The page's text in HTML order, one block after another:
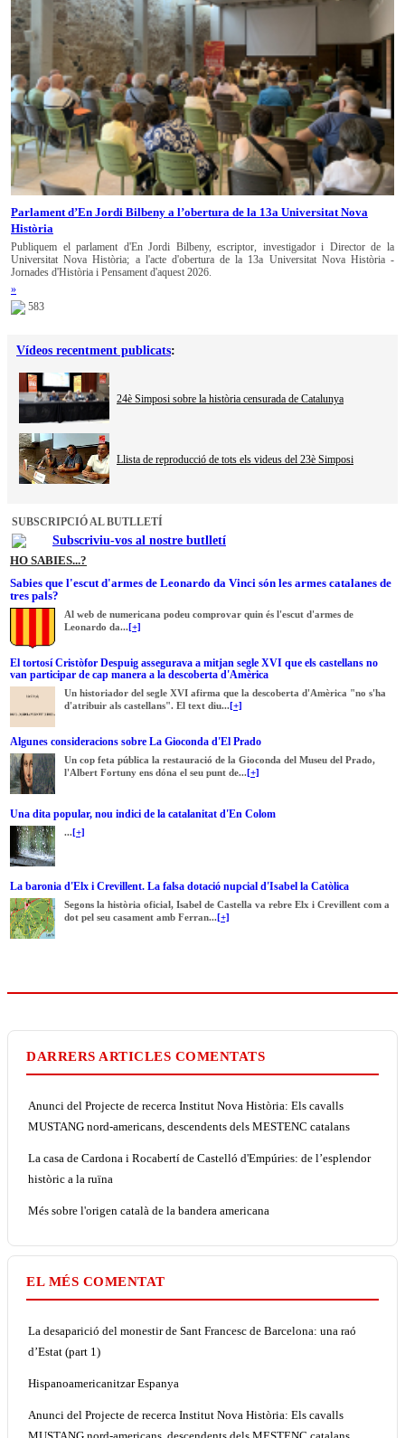
Parlament d’En Jordi Bilbeny a l’obertura de la 13a Universitat Nova
Història
Publiquem el parlament d'En Jordi Bilbeny, escriptor, investigador i Director de la
Universitat Nova Història; a l'acte d'obertura de la 13a Universitat Nova Història -
Jornades d'Història i Pensament d'aquest 2026.
»
583
Vídeos recentment publicats:
24è Simposi sobre la història censurada de Catalunya
Llista de reproducció de tots els videus del 23è Simposi
SUBSCRIPCIÓ AL BUTLLETÍ
Subscriviu-vos al nostre butlletí
HO SABIES...?
Sabies que l'escut d'armes de Leonardo da Vinci són les armes catalanes de
tres pals?
Al web de numericana podeu comprovar quin és l'escut d'armes de
Leonardo da...[+]
El tortosí Cristòfor Despuig assegurava a mitjan segle XVI que els castellans no
van participar de cap manera a la descoberta d'Amèrica
Un historiador del segle XVI afirma que la descoberta d'Amèrica "no s'ha
d'atribuir als castellans". El text diu...[+]
Algunes consideracions sobre La Gioconda d'El Prado
Un cop feta pública la restauració de la Gioconda del Museu del Prado,
l'Albert Fortuny ens dóna el seu punt de...[+]
Una dita popular, nou indici de la catalanitat d'En Colom
...[+]
La baronia d'Elx i Crevillent. La falsa dotació nupcial d'Isabel la Catòlica
Segons la història oficial, Isabel de Castella va rebre Elx i Crevillent com a
dot pel seu casament amb Ferran...[+]
DARRERS ARTICLES COMENTATS
Anunci del Projecte de recerca Institut Nova Història: Els cavalls
MUSTANG nord-americans, descendents dels MESTENC catalans
La casa de Cardona i Rocabertí de Castelló d'Empúries: de l’esplendor
històric a la ruïna
Més sobre l'origen català de la bandera americana
EL MÉS COMENTAT
La desaparició del monestir de Sant Francesc de Barcelona: una raó
d’Estat (part 1)
Hispanoamericanitzar Espanya
Anunci del Projecte de recerca Institut Nova Història: Els cavalls